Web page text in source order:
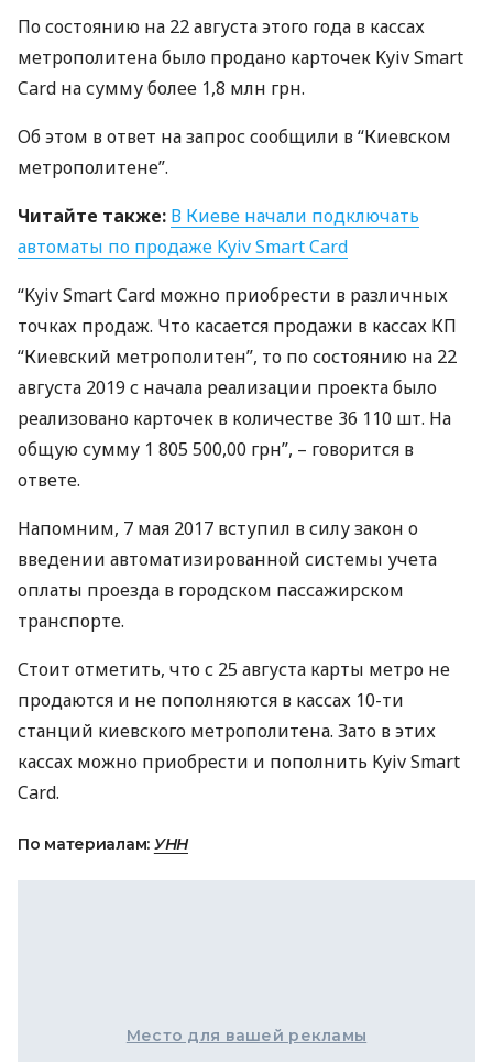
По состоянию на 22 августа этого года в кассах
метрополитена было продано карточек Kyiv Smart
Card на сумму более 1,8 млн грн.
Об этом в ответ на запрос сообщили в “Киевском
метрополитене”.
Читайте также: В Киеве начали подключать
автоматы по продаже Kyiv Smart Card
“Kyiv Smart Card можно приобрести в различных
точках продаж. Что касается продажи в кассах КП
“Киевский метрополитен”, то по состоянию на 22
августа 2019 с начала реализации проекта было
реализовано карточек в количестве 36 110 шт. На
общую сумму 1 805 500,00 грн”, – говорится в
ответе.
Напомним, 7 мая 2017 вступил в силу закон о
введении автоматизированной системы учета
оплаты проезда в городском пассажирском
транспорте.
Стоит отметить, что с 25 августа карты метро не
продаются и не пополняются в кассах 10-ти
станций киевского метрополитена. Зато в этих
кассах можно приобрести и пополнить Kyiv Smart
Card.
По материалам: УНН
Место для вашей рекламы